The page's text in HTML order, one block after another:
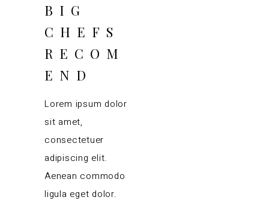
BIG
CHEFS
RECOM
END
Lorem ipsum dolor
sit amet,
consectetuer
adipiscing elit.
Aenean commodo
ligula eget dolor.